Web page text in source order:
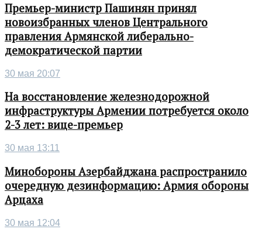
Премьер-министр Пашинян принял
новоизбранных членов Центрального
правления Армянской либерально-
демократической партии
30 мая 20:07
На восстановление железнодорожной
инфраструктуры Армении потребуется около
2-3 лет: вице-премьер
30 мая 13:11
Минобороны Азербайджана распространило
очередную дезинформацию: Армия обороны
Арцаха
30 мая 12:04